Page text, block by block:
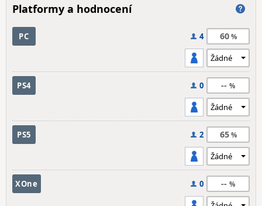
Platformy a hodnocení
PC 4 60
PS4 0 --
PS5 2 65
XOne 0 --